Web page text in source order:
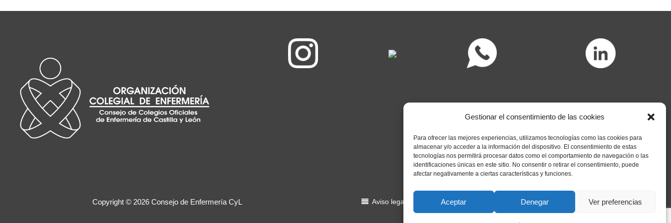
Gestionar el consentimiento de las cookies
Para ofrecer las mejores experiencias, utilizamos tecnologías como las cookies para
almacenar y/o acceder a la información del dispositivo. El consentimiento de estas
tecnologías nos permitirá procesar datos como el comportamiento de navegación o las
identificaciones únicas en este sitio. No consentir o retirar el consentimiento, puede
afectar negativamente a ciertas características y funciones.
Aceptar Denegar Ver preferencias
Copyright © 2026 Consejo de Enfermería CyL Aviso legal Política de privacidad Política de cookies Política de cookies (UE)